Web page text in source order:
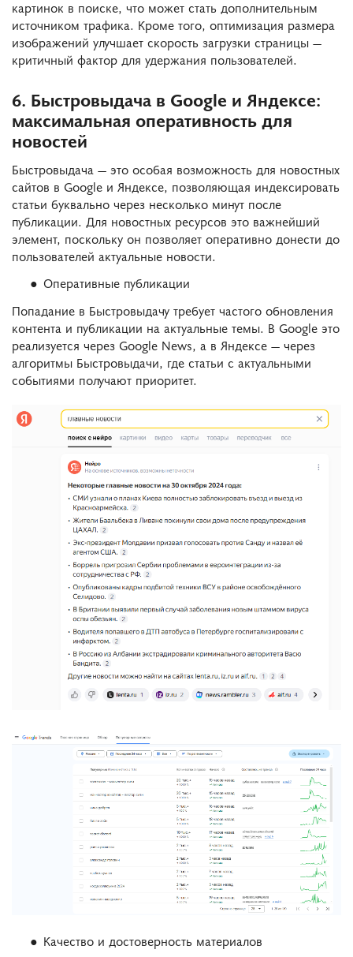
картинок в поиске, что может стать дополнительным
источником трафика. Кроме того, оптимизация размера
изображений улучшает скорость загрузки страницы —
критичный фактор для удержания пользователей.
6. Быстровыдача в Google и Яндексе:
максимальная оперативность для
новостей
Быстровыдача — это особая возможность для новостных
сайтов в Google и Яндексе, позволяющая индексировать
статьи буквально через несколько минут после
публикации. Для новостных ресурсов это важнейший
элемент, поскольку он позволяет оперативно донести до
пользователей актуальные новости.
Оперативные публикации
Попадание в Быстровыдачу требует частого обновления
контента и публикации на актуальные темы. В Google это
реализуется через Google News, а в Яндексе — через
алгоритмы Быстровыдачи, где статьи с актуальными
событиями получают приоритет.
Качество и достоверность материалов